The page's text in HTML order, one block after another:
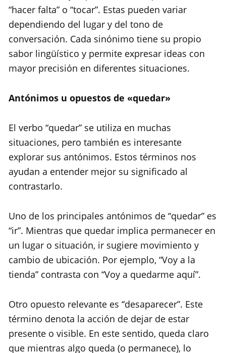
“hacer falta” o “tocar”. Estas pueden variar
dependiendo del lugar y del tono de
conversación. Cada sinónimo tiene su propio
sabor lingüístico y permite expresar ideas con
mayor precisión en diferentes situaciones.
Antónimos u opuestos de «quedar»
El verbo “quedar” se utiliza en muchas
situaciones, pero también es interesante
explorar sus antónimos. Estos términos nos
ayudan a entender mejor su significado al
contrastarlo.
Uno de los principales antónimos de “quedar” es
“ir”. Mientras que quedar implica permanecer en
un lugar o situación, ir sugiere movimiento y
cambio de ubicación. Por ejemplo, “Voy a la
tienda” contrasta con “Voy a quedarme aquí”.
Otro opuesto relevante es “desaparecer”. Este
término denota la acción de dejar de estar
presente o visible. En este sentido, queda claro
que mientras algo queda (o permanece), lo